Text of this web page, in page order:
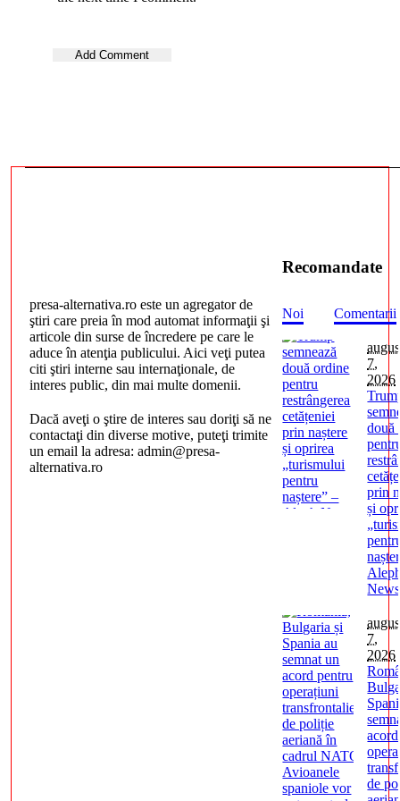
presa-alternativa.ro este un agregator de
ştiri care preia în mod automat informaţii şi
articole din surse de încredere pe care le
aduce în atenţia publicului. Aici veţi putea
citi ştiri interne sau internaţionale, de
interes public, din mai multe domenii.
Dacă aveţi o ştire de interes sau doriţi să ne
contactaţi din diverse motive, puteţi trimite
un email la adresa: admin@presa-
alternativa.ro
Recomandate
Noi Comentarii
7,
2026
două
prin
și
News
7,
2026
de